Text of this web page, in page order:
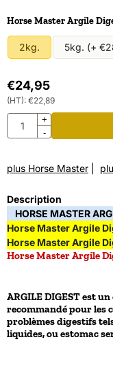
Faire un choix pour
Horse Master Argile
2kg. 5kg. (+
€24,95
(HT): €22,89
Quantité+
-
plus Horse Master
Description
HORSE MASTER
Horse Master Argile
Horse Master Argile
Horse Master Argile
ARGILE DIGEST est
recommandé pour les
problèmes digestifs
liquides, ou estomac